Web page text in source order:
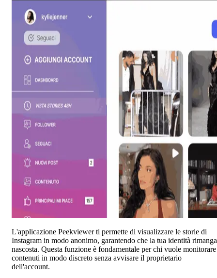
L'applicazione Peekviewer ti permette di visualizzare le storie di
Instagram in modo anonimo, garantendo che la tua identità rimanga
nascosta. Questa funzione è fondamentale per chi vuole
contenuti in modo discreto senza avvisare il proprietario
dell'account.